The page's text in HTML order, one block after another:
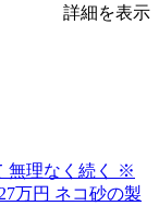
詳細を表示